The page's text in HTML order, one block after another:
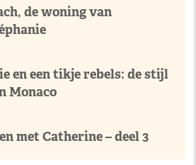
de woning van
en een tikje rebels: de stijl
Monaco
met Catherine – deel 3